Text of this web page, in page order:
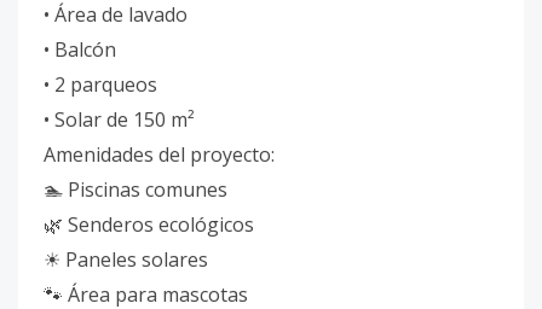
• Área de lavado
• Balcón
• 2 parqueos
• Solar de 150 m²
Amenidades del proyecto:
🏊 Piscinas comunes
🌿 Senderos ecológicos
☀ Paneles solares
🐾 Área para mascotas